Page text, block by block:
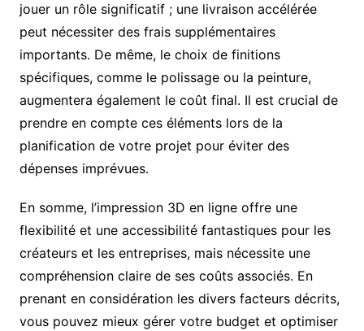
jouer un rôle significatif ; une livraison accélérée
peut nécessiter des frais supplémentaires
importants. De même, le choix de finitions
spécifiques, comme le polissage ou la peinture,
augmentera également le coût final. Il est crucial de
prendre en compte ces éléments lors de la
planification de votre projet pour éviter des
dépenses imprévues.
En somme, l’impression 3D en ligne offre une
flexibilité et une accessibilité fantastiques pour les
créateurs et les entreprises, mais nécessite une
compréhension claire de ses coûts associés. En
prenant en considération les divers facteurs décrits,
vous pouvez mieux gérer votre budget et optimiser